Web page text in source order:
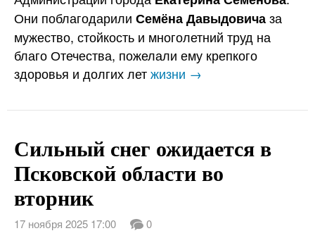
Они поблагодарили Семёна Давыдовичаза
мужество, стойкость и многолетний труд на
благо Отечества, пожелали ему крепкого
здоровья и долгих летжизни →
Сильный снег ожидается в
Псковской области во
вторник
17 ноября 2025 17:00 0